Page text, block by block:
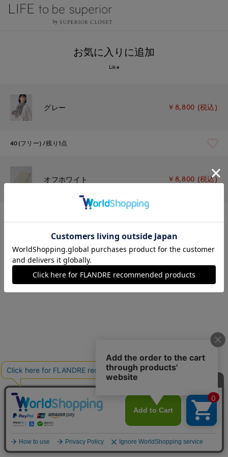
お気に入りに追加
Like
グレー ￥8,800 (税込)
40(フリー) 残り1点
オフホワイト ￥8,800 (税込)